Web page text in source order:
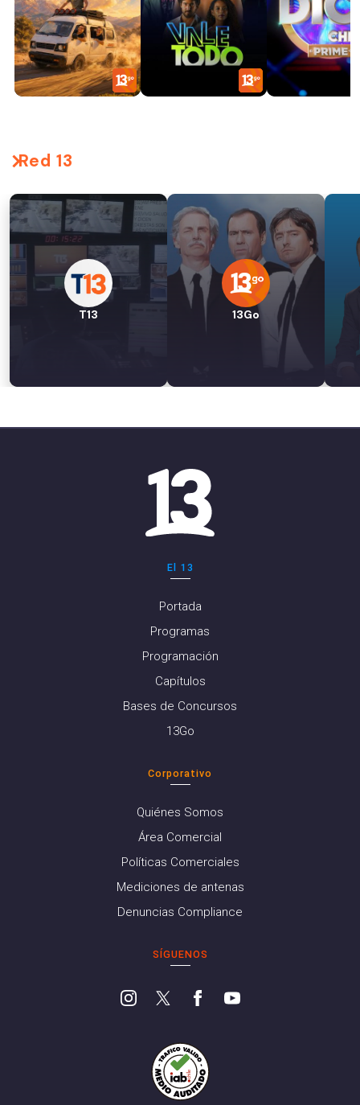
Red 13
T13 13Go
El 13
Portada
Programas
Programación
Capítulos
Bases de Concursos
13Go
Corporativo
Quiénes Somos
Área Comercial
Políticas Comerciales
Mediciones de antenas
Denuncias Compliance
SÍGUENOS